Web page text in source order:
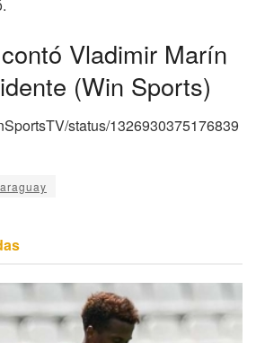
Vladimir Marín
(Win Sports)
status/1326930375176839